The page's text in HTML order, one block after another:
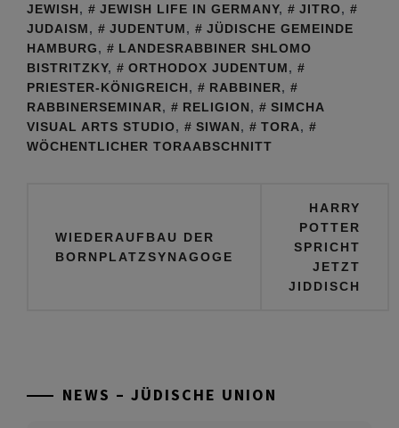
JEWISH, JEWISH LIFE IN GERMANY, JITRO,
JUDAISM, JUDENTUM,
JÜDISCHE GEMEINDE
HAMBURG,
LANDESRABBINER SHLOMO
BISTRITZKY, ORTHODOX JUDENTUM,
PRIESTER-KÖNIGREICH, RABBINER,
RABBINERSEMINAR, RELIGION,
SIMCHA
VISUAL ARTS STUDIO, SIWAN, TORA,
WÖCHENTLICHER TORAABSCHNITT
WIEDERAUFBAU DER
BORNPLATZSYNAGOGE
HARRY
POTTER
SPRICHT
JETZT
JIDDISCH
NEWS – JÜDISCHE UNION